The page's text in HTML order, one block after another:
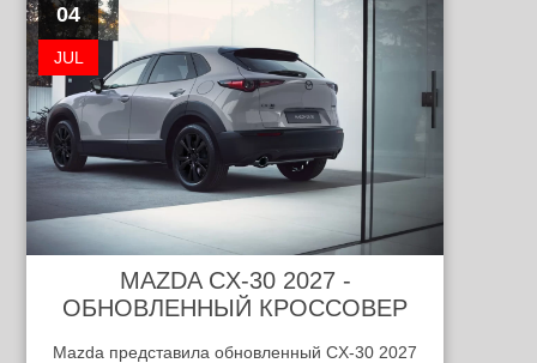
04
JUL
MAZDA CX-30 2027 -
ОБНОВЛЕННЫЙ КРОССОВЕР
Mazda представила обновленный CX-30 2027